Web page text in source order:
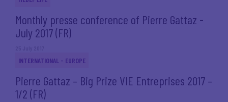
Monthly presse conference of Pierre Gattaz -
July 2017 (FR)
INTERNATIONAL - EUROPE
Pierre Gattaz – Big Prize VIE Entreprises 2017 –
1/2 (FR)